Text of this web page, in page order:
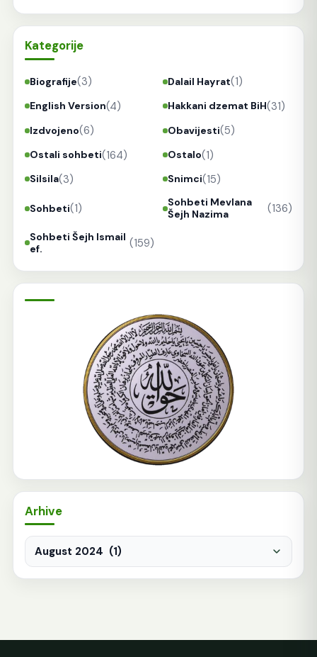
Kategorije
Biografije(3) Dalail Hayrat(1)
English Version(4) Hakkani dzemat BiH(31)
Izdvojeno(6) Obavijesti(5)
Ostali sohbeti(164) Ostalo(1)
Silsila(3) Snimci(15)
Sohbeti(1)
Sohbeti Mevlana
Šejh Nazima
(136)
Sohbeti Šejh Ismail
ef.
(159)
Arhive
Arhive